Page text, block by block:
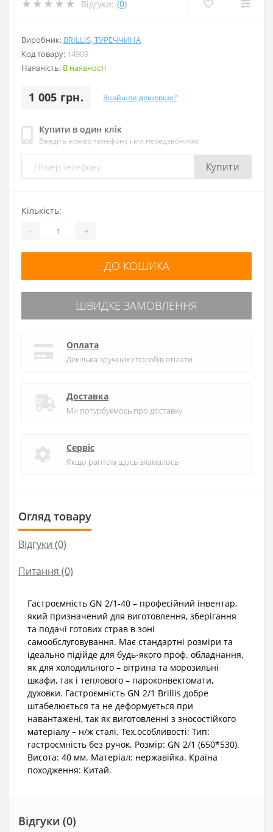
Відгуки: (0)
Виробник: BRILLIS, ТУРЕЧЧИНА
Код товару: 14909
Наявність: В наявності
1 005 грн. Знайшли дешевше?
Купити в один клік
Введіть номер телефону і ми передзвонимо
Купити
Кількість:
- +
ДО КОШИКА
ШВИДКЕ ЗАМОВЛЕННЯ
Оплата
Декілька зручних способів оплати
Доставка
Ми потурбуємось про доставку
Сервіс
Якщо раптом щось зламалось
Огляд товару
Відгуки (0)
Питання (0)
Гастроємність GN 2/1-40 – професійний інвентар,
який призначений для виготовлення, зберігання
та подачі готових страв в зоні
самообслуговування. Має стандартні розміри та
ідеально підійде для будь-якого проф. обладнання,
як для холодильного – вітрина та морозильні
шкафи, так і теплового – пароконвектомати,
духовки. Гастроємність GN 2/1 Brillis добре
штабелюється та не деформується при
навантажені, так як виготовленні з зносостійкого
матеріалу – н/ж сталі. Тех.особливості: Тип:
гастроємність без ручок. Розмір: GN 2/1 (650*530).
Висота: 40 мм. Матеріал: нержавійка. Країна
походження: Китай.
Відгуки (0)